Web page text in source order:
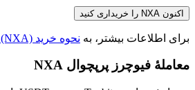
اکنون NXA را خریداری کنید
برای اطلاعات بیشتر، به نحوه خرید Nexa (NXA)
معاملهٔ فیوچرز پرپچوال NXA